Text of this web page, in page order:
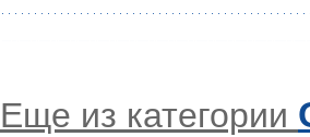
Еще из категории